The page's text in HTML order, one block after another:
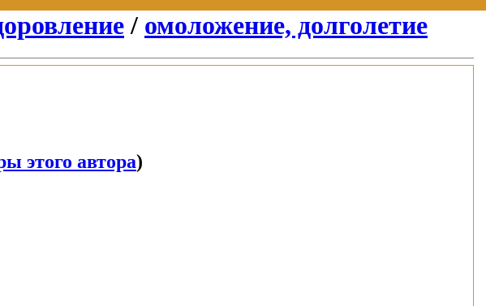
/ омоложение, долголетие
этого автора)